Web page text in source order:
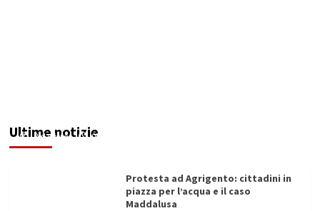
Ultime notizie
Redazione 08/08/2026
Protesta ad Agrigento: cittadini in
piazza per l’acqua e il caso
Maddalusa